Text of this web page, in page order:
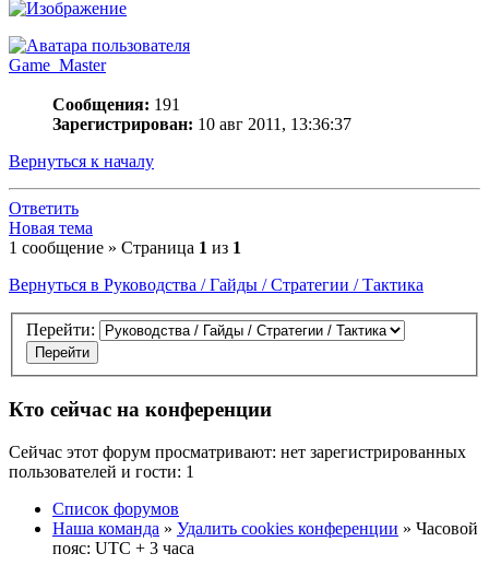
Game_Master
Сообщения: 191
Зарегистрирован: 10 авг 2011, 13:36:37
Вернуться к началу
Ответить
Новая тема
1 сообщение » Страница 1 из 1
Вернуться в Руководства / Гайды / Стратегии / Тактика
Перейти:
Кто сейчас на конференции
Сейчас этот форум просматривают: нет зарегистрированных
пользователей и гости: 1
Список форумов
Наша команда » Удалить cookies конференции » Часовой
пояс: UTC + 3 часа